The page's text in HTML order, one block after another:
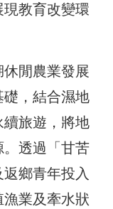
教育改變環
閒農業發展
，結合濕地
旅遊，將地
透過「甘苦
鄉青年投入
業及牽水狀